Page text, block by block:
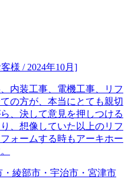
様 / 2024年10月]
内装工事、電機工事、リフ
の方が、本当にとても親切
、決して意見を押しつける
、想像していた以上のリフ
ォームする時もアーキホー
綾部市・宇治市・宮津市